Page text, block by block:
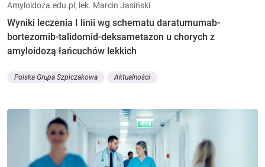
Amyloidoza.edu.pl, lek. Marcin Jasiński
Wyniki leczenia I linii wg schematu daratumumab-
bortezomib-talidomid-deksametazon u chorych z
amyloidozą łańcuchów lekkich
Polska Grupa Szpiczakowa Aktualności